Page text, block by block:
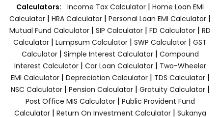
Calculators: Income Tax Calculator | Home Loan EMI
Calculator | HRA Calculator | Personal Loan EMI Calculator |
Mutual Fund Calculator | SIP Calculator | FD Calculator | RD
Calculator | Lumpsum Calculator | SWP Calculator | GST
Calculator| Simple Interest Calculator| Compound
Interest Calculator| Car Loan Calculator| Two-Wheeler
EMI Calculator| Depreciation Calculator| TDS Calculator|
NSC Calculator| Pension Calculator| Gratuity Calculator|
Post Office MIS Calculator| Public Provident Fund
Calculator| Return On Investment Calculator| Sukanya